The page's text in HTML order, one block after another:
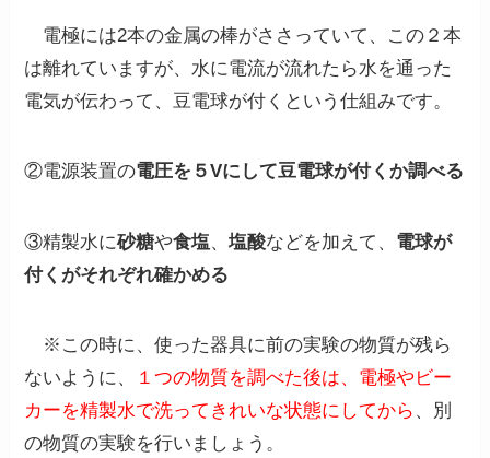
電極には2本の金属の棒がささっていて、この２本
は離れていますが、水に電流が流れたら水を通った
電気が伝わって、豆電球が付くという仕組みです。
②電源装置の電圧を５Vにして豆電球が付くか調べる
③精製水に砂糖や食塩、塩酸などを加えて、 電球が
付くがそれぞれ確かめる
※この時に、使った器具に前の実験の物質が残ら
ないように、
１つの物質を調べた後は、電極やビー
カーを精製水で洗ってきれいな状態にしてから 、別
の物質の実験を行いましょう。